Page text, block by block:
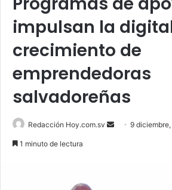
impulsan la
crecimiento de
emprendedoras
salvadoreñas
Redacción Hoy.com.sv
Send9
1 minuto de lectura